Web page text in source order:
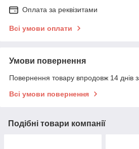
Оплата за реквізитами
Всі умови оплати
Умови повернення
Повернення товару впродовж 14 днів
Всі умови повернення
Подібні товари компанії